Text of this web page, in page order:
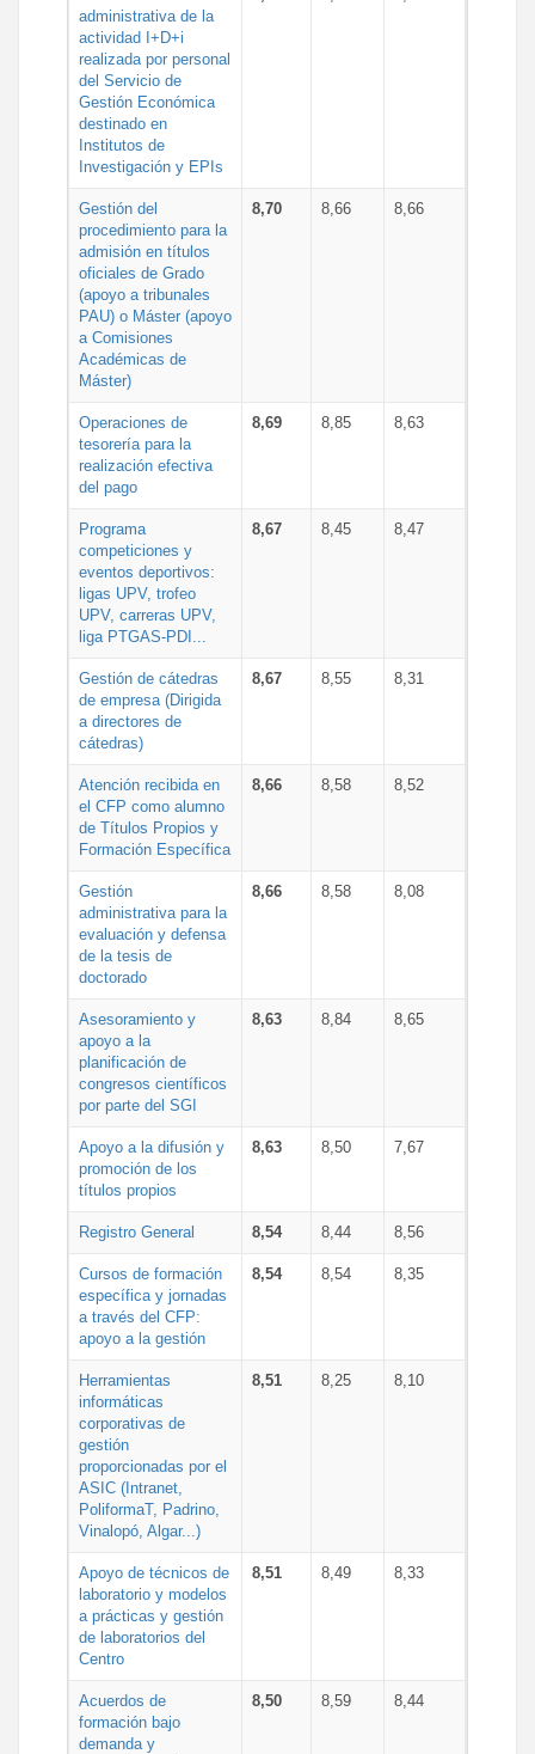
administrativa de la
actividad I+D+i
realizada por personal
del Servicio de
Gestión Económica
destinado en
Institutos de
Investigación y EPIs
Gestión del
procedimiento para la
admisión en títulos
oficiales de Grado
(apoyo a tribunales
PAU) o Máster (apoyo
a Comisiones
Académicas de
Máster)
8,70 8,66 8,66
Operaciones de
tesorería para la
realización efectiva
del pago
8,69 8,85 8,63
Programa
competiciones y
eventos deportivos:
ligas UPV, trofeo
UPV, carreras UPV,
liga PTGAS-PDI...
8,67 8,45 8,47
Gestión de cátedras
de empresa (Dirigida
a directores de
cátedras)
8,67 8,55 8,31
Atención recibida en
el CFP como alumno
de Títulos Propios y
Formación Específica
8,66 8,58 8,52
Gestión
administrativa para la
evaluación y defensa
de la tesis de
doctorado
8,66 8,58 8,08
Asesoramiento y
apoyo a la
planificación de
congresos científicos
por parte del SGI
8,63 8,84 8,65
Apoyo a la difusión y
promoción de los
títulos propios
8,63 8,50 7,67
Registro General 8,54 8,44 8,56
Cursos de formación
específica y jornadas
a través del CFP:
apoyo a la gestión
8,54 8,54 8,35
Herramientas
informáticas
corporativas de
gestión
proporcionadas por el
ASIC (Intranet,
PoliformaT, Padrino,
Vinalopó, Algar...)
8,51 8,25 8,10
Apoyo de técnicos de
laboratorio y modelos
a prácticas y gestión
de laboratorios del
Centro
8,51 8,49 8,33
Acuerdos de
formación bajo
demanda y
8,50 8,59 8,44